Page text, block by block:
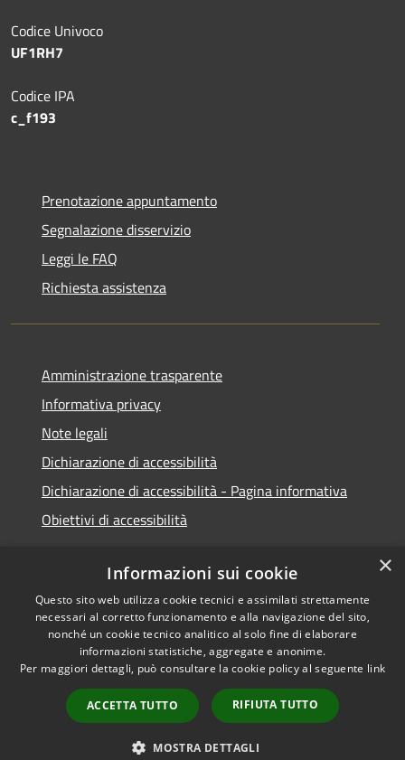
Codice Univoco
UF1RH7
Codice IPA
c_f193
Prenotazione appuntamento
Segnalazione disservizio
Leggi le FAQ
Richiesta assistenza
Amministrazione trasparente
Informativa privacy
Note legali
Dichiarazione di accessibilità
Dichiarazione di accessibilità - Pagina informativa
Obiettivi di accessibilità
RSS
Accessibilità
Cookie
Mappa del sito
Extranet
Copyright © 2026 • Comune di
Micigliano • Powered by
Municipium•Accesso
redazione
×
Informazioni sui cookie
Questo sito web utilizza cookie tecnici e assimilati strettamente
necessari al corretto funzionamento e alla navigazione del sito,
nonché un cookie tecnico analitico al solo fine di elaborare
informazioni statistiche, aggregate e anonime.
Per maggiori dettagli, può consultare la cookie policy al seguente link
ACCETTA TUTTO RIFIUTA TUTTO
MOSTRA DETTAGLI